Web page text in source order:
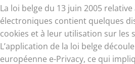
La loi belge du 13 juin 2005
électroniques contient quelques
cookies et à leur utilisation sur les
L’application de la loi belge
européenne e-Privacy, ce qui